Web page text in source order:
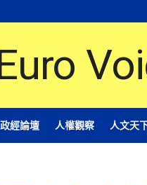
政經論壇 人權觀察 人文天